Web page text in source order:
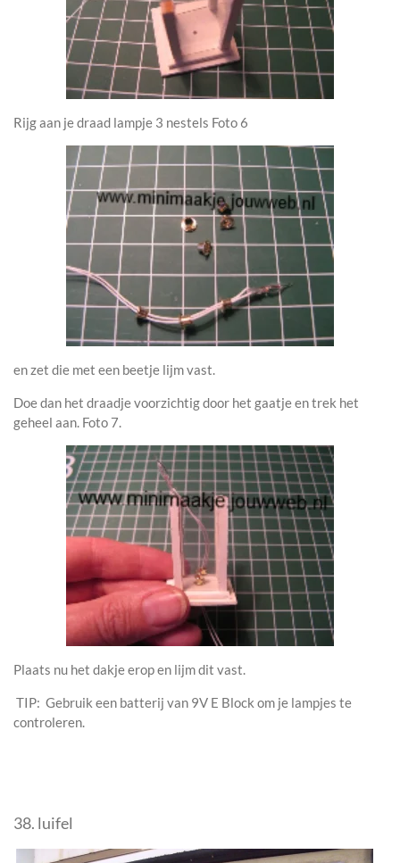
Rijg aan je draad lampje 3 nestels Foto 6
en zet die met een beetje lijm vast.
Doe dan het draadje voorzichtig door het gaatje en trek het
geheel aan. Foto 7.
Plaats nu het dakje erop en lijm dit vast.
TIP: Gebruik een batterij van 9V E Block om je lampjes te
controleren.
38. luifel